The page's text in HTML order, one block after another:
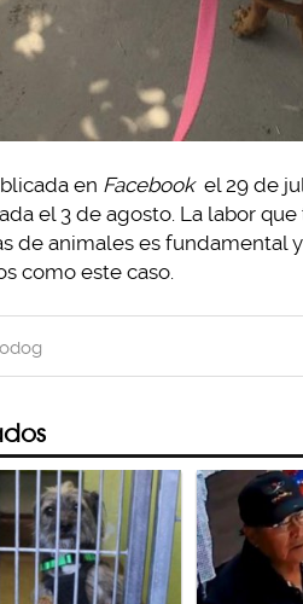
en Facebook el 29 de
el 3 de agosto. La labor
de animales es fundamental
como este caso.